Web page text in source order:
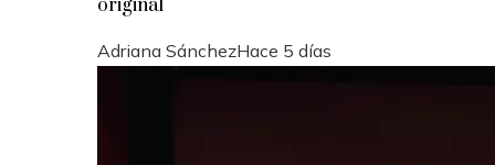
original
Adriana SánchezHace 5 días